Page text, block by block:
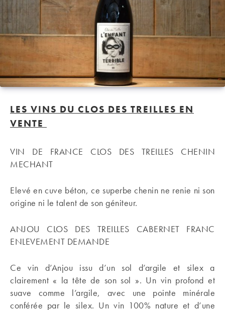
LES VINS DU CLOS DES TREILLES EN
VENTE
VIN DE FRANCE CLOS DES TREILLES CHENIN
MECHANT
Elevé en cuve béton, ce superbe chenin ne renie ni son
origine ni le talent de son géniteur.
ANJOU CLOS DES TREILLES CABERNET FRANC
ENLEVEMENT DEMANDE
Ce vin d’Anjou issu d’un sol d’argile et silex a
clairement « la tête de son sol ». Un vin profond et
suave comme l’argile, avec une pointe minérale
conférée par le silex. Un vin 100% nature et d’une